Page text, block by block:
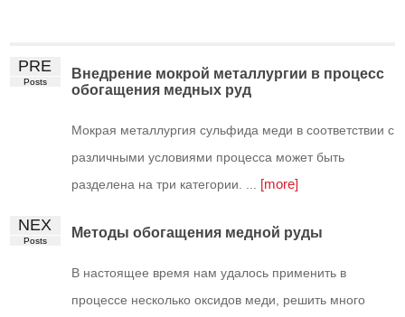
PRE
Posts
Внедрение мокрой металлургии в процесс
обогащения медных руд
Мокрая металлургия сульфида меди в соответствии с
различными условиями процесса может быть
разделена на три категории. ...
[more]
NEX
Posts
Методы обогащения медной руды
В настоящее время нам удалось применить в
процессе несколько оксидов меди, решить много